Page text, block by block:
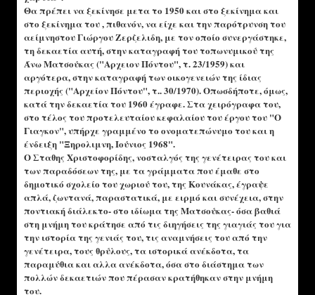
Θα πρέπει να ξεκίνησε μετα το 1950 και στο ξεκίνημα και
στο ξεκίνημα του , πιθανόν, να είχε και την παρότρυνση του
αείμνηστου Γιώργου Ζερζελιδη, με τον οποίο συνεργάστηκε,
τη δεκαετία αυτή, στην καταγραφή του τοπωνυμικού της
Άνω Ματσούκας ("Αρχειον Πόντου", τ. 23/1959) και
αργότερα, στην καταγραφή των οικογενειών της ίδιας
περιοχής ("Αρχείον Πόντου", τ.. 30/1970). Οπωσδήποτε, όμως,
κατά την δεκαετία του 1960 έγραφε. Στα χειρόγραφα του,
στο τέλος του προτελευταίου κεφαλαίου του έργου του "Ο
Γιαγκον", υπήρχε γραμμένο το ονοματεπώνυμο του και η
ένδειξη "Ξηρολιμνη, Ιούνιος 1968".
Ο Σταθης Χριστοφορίδης, νοσταλγός της γενέτειρας του και
των παραδόσεων της, με τα γράμματα που έμαθε στο
δημοτικό σχολείο του χωριού του, της Κουνάκας, έγραψε
απλά, ζωντανά, παραστατικά, με ειρμό και συνέχεια, στην
ποντιακή διάλεκτο- στο ιδίωμα της Ματσούκας- όσα βαθιά
στη μνήμη του κράτησε από τις διηγήσεις της γιαγιάς του για
την ιστορία της γενιάς του, τις αναμνήσεις του από την
γενέτειρα, τους θρύλους, τα ιστορικά ανέκδοτα, τα
παραμύθια και αλλα ανέκδοτα, όσα στο διάστημα των
πολλών δεκαετιών που πέρασαν κρατήθηκαν στην μνήμη
του.